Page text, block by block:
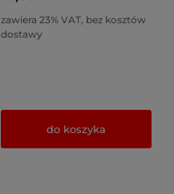
zawiera 23% VAT, bez kosztów
dostawy
do koszyka